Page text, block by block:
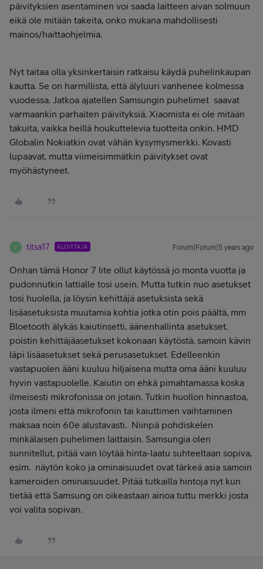
päivityksien asentaminen voi saada laitteen aivan solmuun
eikä ole mitään takeita, onko mukana mahdollisesti
mainos/haittaohjelmia.
Nyt taitaa olla yksinkertaisin ratkaisu käydä puhelinkaupan
kautta. Se on harmillista, että älyluuri vanhenee kolmessa
vuodessa. Jatkoa ajatellen Samsungin puhelimet saavat
varmaankin parhaiten päivityksiä. Xiaomista ei ole mitään
takuita, vaikka heillä houkuttelevia tuotteita onkin. HMD
Globalin Nokiatkin ovat vähän kysymysmerkki. Kovasti
lupaavat, mutta viimeisimmätkin päivitykset ovat
myöhästyneet.
T titsa17 ALOITTAJA Forum|Forum|5 years ago
Onhan tämä Honor 7 lite ollut käytössä jo monta vuotta ja
pudonnutkin lattialle tosi usein. Mutta tutkin nuo asetukset
tosi huolella, ja löysin kehittäjä asetuksista sekä
lisäasetuksista muutamia kohtia jotka otin pois päältä, mm
Bloetooth älykäs kaiutinsetti, äänenhallinta asetukset,
poistin kehittäjäasetukset kokonaan käytöstä, samoin kävin
läpi lisäasetukset sekä perusasetukset. Edelleenkin
vastapuolen ääni kuuluu hiljaisena mutta oma ääni kuuluu
hyvin vastapuolelle. Kaiutin on ehkä pimahtamassa koska
ilmeisesti mikrofonissa on jotain. Tutkin huollon hinnastoa,
josta ilmeni että mikrofonin tai kaiuttimen vaihtaminen
maksaa noin 60e alustavasti. Niinpä pohdiskelen
minkälaisen puhelimen laittaisin. Samsungia olen
sunnitellut, pitää vain löytää hinta-laatu suhteeltaan sopiva,
esim. näytön koko ja ominaisuudet ovat tärkeä asia samoin
kameroiden ominaisuudet. Pitää tutkailla hintoja nyt kun
tietää että Samsung on oikeastaan ainoa tuttu merkki josta
voi valita sopivan.